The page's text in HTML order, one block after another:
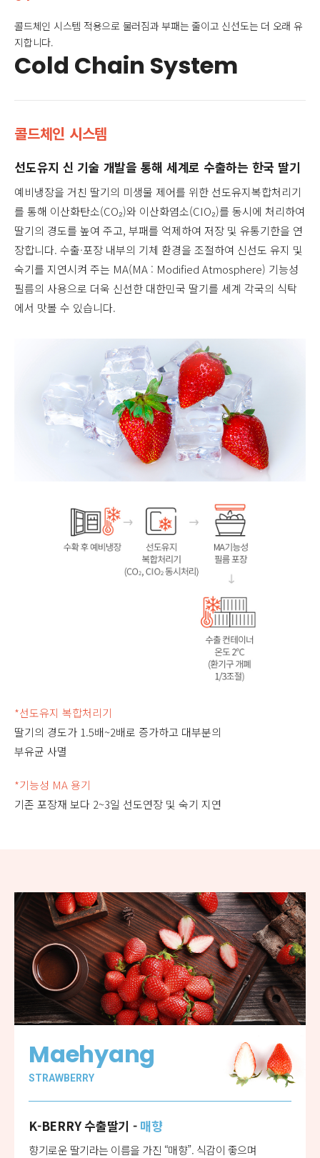
콜드체인 시스템 적용으로 물러짐과 부패는 줄이고 신선도는 더 오래 유
지합니다.
Cold Chain System
콜드체인 시스템
선도유지 신 기술 개발을 통해 세계로 수출하는 한국 딸기
예비냉장을 거친 딸기의 미생물 제어를 위한 선도유지복합처리기
를 통해 이산화탄소(CO₂)와 이산화염소(CIO₂)를 동시에 처리하여
딸기의 경도를 높여 주고, 부패를 억제하여 저장 및 유통기한을 연
장합니다. 수출·포장 내부의 기체 환경을 조절하여 신선도 유지 및
숙기를 지연시켜 주는 MA(MA : Modified Atmosphere) 기능성
필름의 사용으로 더욱 신선한 대한민국 딸기를 세계 각국의 식탁
에서 맛볼 수 있습니다.
*선도유지 복합처리기
딸기의 경도가 1.5배~2배로 증가하고 대부분의
부유균 사멸
*기능성 MA 용기
기존 포장재 보다 2~3일 선도연장 및 숙기 지연
Maehyang
STRAWBERRY
K-BERRY 수출딸기 - 매향
향기로운 딸기라는 이름을 가진 “매향”. 식감이 좋으며